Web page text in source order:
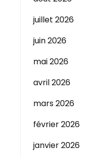
juillet 2026
juin 2026
mai 2026
avril 2026
mars 2026
février 2026
janvier 2026